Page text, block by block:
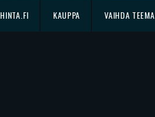
HINTA.FI KAUPPA VAIHDA TEEMA